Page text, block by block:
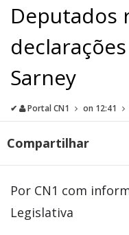
Deputados
Sarney
✔ Portal CN1 on 12:41
Compartilhar
Por CN1 com
Legislativa